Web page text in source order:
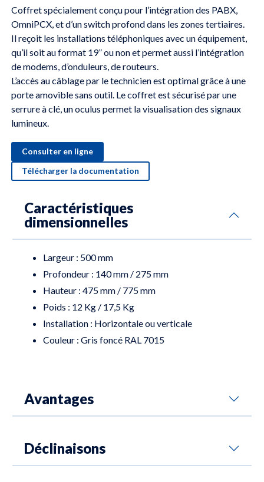
Coffret spécialement conçu pour l’intégration des PABX,
OmniPCX, et d’un switch profond dans les zones tertiaires.
Il reçoit les installations téléphoniques avec un équipement,
qu’il soit au format 19” ou non et permet aussi l’intégration
de modems, d’onduleurs, de routeurs.
L’accès au câblage par le technicien est optimal grâce à une
porte amovible sans outil. Le coffret est sécurisé par une
serrure à clé, un oculus permet la visualisation des signaux
lumineux.
Consulter en ligne
Télécharger la documentation
Caractéristiques
dimensionnelles
Largeur : 500 mm
Profondeur : 140 mm / 275 mm
Hauteur : 475 mm / 775 mm
Poids : 12 Kg / 17,5 Kg
Installation : Horizontale ou verticale
Couleur : Gris foncé RAL 7015
Avantages
Déclinaisons